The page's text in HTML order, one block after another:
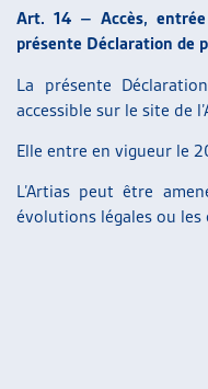
Art. 14 – Accès,
présente Déclaration de
La présente
accessible sur le site de
Elle entre en vigueur le
L’Artias peut être
évolutions légales ou